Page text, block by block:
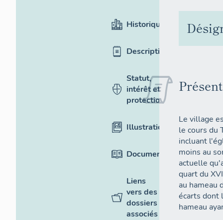
Historique
Description
Statut,
intérêt et
protection
Illustrations
Documentation
Liens
vers des
dossiers
associés
Le village
le cours du
incluant
moins au
actuelle
quart du
au hameau
écarts dont
hameau